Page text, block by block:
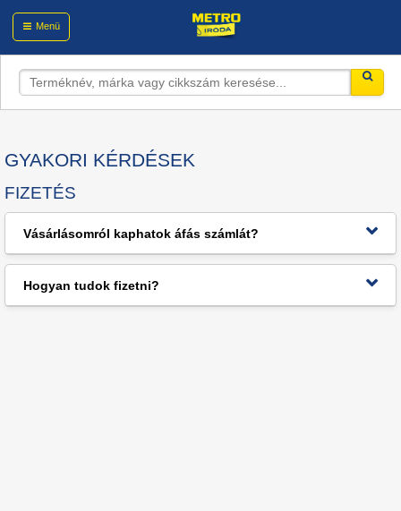
Menü
GYAKORI KÉRDÉSEK
FIZETÉS
Vásárlásomról kaphatok áfás számlát?
Igen, a METRO minden vásárláskor ÁFÁ-s számlát állít ki.
Hogyan tudok fizetni?